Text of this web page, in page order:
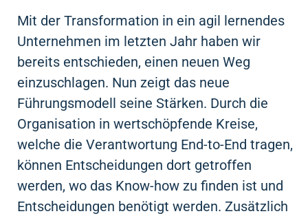
Mit der Transformation in ein agil lernendes
Unternehmen im letzten Jahr haben wir
bereits entschieden, einen neuen Weg
einzuschlagen. Nun zeigt das neue
Führungsmodell seine Stärken. Durch die
Organisation in wertschöpfende Kreise,
welche die Verantwortung End-to-End tragen,
können Entscheidungen dort getroffen
werden, wo das Know-how zu finden ist und
Entscheidungen benötigt werden. Zusätzlich